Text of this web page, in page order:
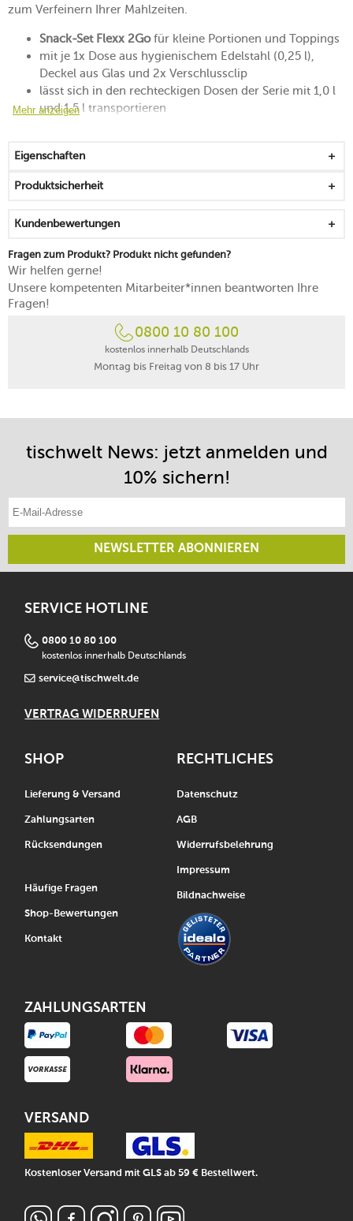
zum Verfeinern Ihrer Mahlzeiten.
Snack-Set Flexx 2Gofür kleine Portionen und Toppings
mit je 1x Dose aus hygienischem Edelstahl (0,25 l),
Deckel aus Glas und 2x Verschlussclip
lässt sich in den rechteckigen Dosen der Serie mit 1,0 l
und 1,5 l transportieren
Öffnen
die Verschlussclips sichern den Transport der befüllten
spülmaschinengeeignet
Mehr anzeigen
Eigenschaften
Produktsicherheit
Kundenbewertungen
Fragen zum Produkt? Produkt nicht gefunden?
Wir helfen gerne!
Unsere kompetenten Mitarbeiter*innen beantworten Ihre
Fragen!
0800 10 80 100
kostenlos innerhalb Deutschlands
Montag bis Freitag von 8 bis 17 Uhr
tischwelt News: jetzt anmelden und
10% sichern!
NEWSLETTER ABONNIEREN
SERVICE HOTLINE
0800 10 80 100
kostenlos innerhalb Deutschlands
service@tischwelt.de
VERTRAG WIDERRUFEN
SHOP
Lieferung & Versand
Zahlungsarten
Rücksendungen
Häufige Fragen
Shop-Bewertungen
Kontakt
RECHTLICHES
Datenschutz
AGB
Widerrufsbelehrung
Impressum
Bildnachweise
ZAHLUNGSARTEN
VERSAND
Kostenloser Versand mit GLS ab 59 € Bestellwert.